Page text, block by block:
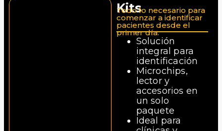
Kits
Todo lo necesario para
comenzar a identificar
pacientes desde el
primer día.
Solución
integral para
identificación
Microchips,
lector y
accesorios en
un solo
paquete
Ideal para